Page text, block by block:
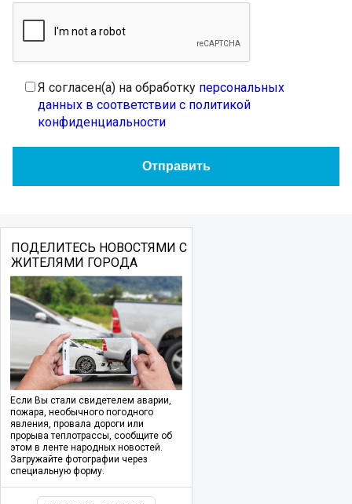
Я согласен(а) на обработку персональных
данных в соответствии с политикой
конфиденциальности
ПОДЕЛИТЕСЬ НОВОСТЯМИ С
ЖИТЕЛЯМИ ГОРОДА
Если Вы стали свидетелем аварии,
пожара, необычного погодного
явления, провала дороги или
прорыва теплотрассы, сообщите об
этом в ленте народных новостей.
Загружайте фотографии через
специальную форму.